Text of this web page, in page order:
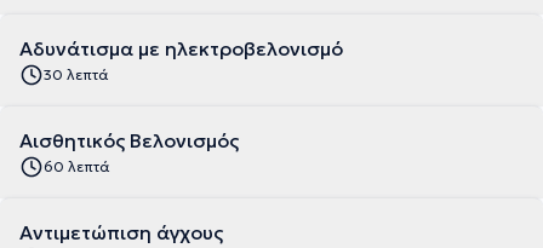
Αδυνάτισμα με ηλεκτροβελονισμό
30 λεπτά
Αισθητικός Βελονισμός
60 λεπτά
Αντιμετώπιση άγχους